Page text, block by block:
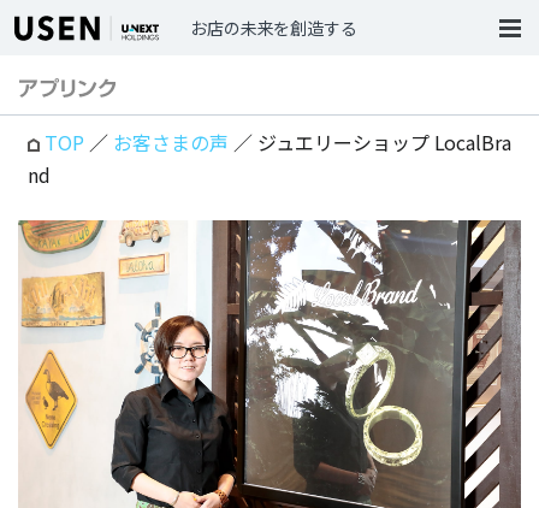
お店の未来を創造する
TOP ／ お客さまの声 ／ ジュエリーショップ LocalBra
nd